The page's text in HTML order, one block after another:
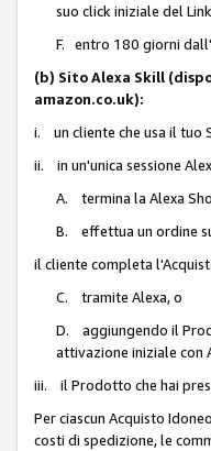
suo click iniziale del
F. entro 180 giorni
(b) Sito Alexa Skill
amazon.co.uk):
i. un cliente che usa il tuo
ii. in un'unica sessione
A. termina la Alexa
B. effettua un ordine
il cliente completa
C. tramite Alexa, o
D. aggiungendo il
attivazione iniziale con
iii. il Prodotto che hai
Per ciascun Acquisto
costi di spedizione, le